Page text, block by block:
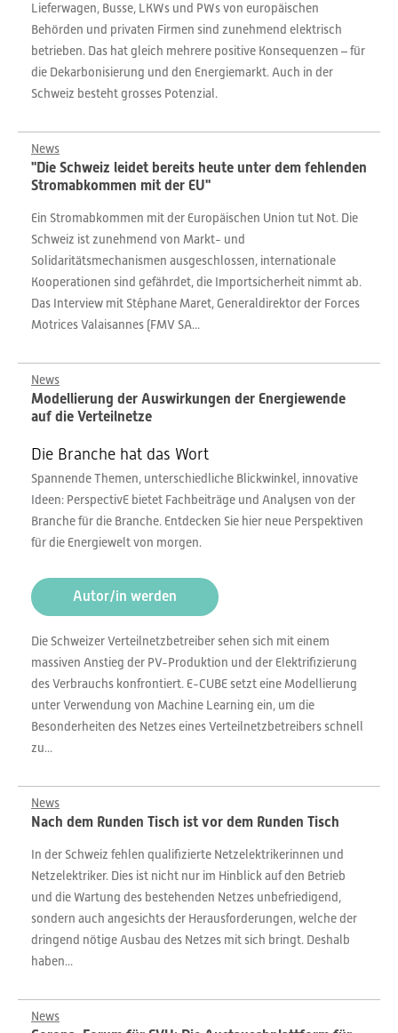
Lieferwagen, Busse, LKWs und PWs von europäischen
Behörden und privaten Firmen sind zunehmend elektrisch
betrieben. Das hat gleich mehrere positive Konsequenzen – für
die Dekarbonisierung und den Energiemarkt. Auch in der
Schweiz besteht grosses Potenzial.
News
"Die Schweiz leidet bereits heute unter dem fehlenden
Stromabkommen mit der EU"
Ein Stromabkommen mit der Europäischen Union tut Not. Die
Schweiz ist zunehmend von Markt- und
Solidaritätsmechanismen ausgeschlossen, internationale
Kooperationen sind gefährdet, die Importsicherheit nimmt ab.
Das Interview mit Stéphane Maret, Generaldirektor der Forces
Motrices Valaisannes (FMV SA...
News
Modellierung der Auswirkungen der Energiewende
auf die Verteilnetze
Die Branche hat das Wort
Spannende Themen, unterschiedliche Blickwinkel, innovative
Ideen: PerspectivE bietet Fachbeiträge und Analysen von der
Branche für die Branche. Entdecken Sie hier neue Perspektiven
für die Energiewelt von morgen.
Autor/in werden
Die Schweizer Verteilnetzbetreiber sehen sich mit einem
massiven Anstieg der PV-Produktion und der Elektrifizierung
des Verbrauchs konfrontiert. E-CUBE setzt eine Modellierung
unter Verwendung von Machine Learning ein, um die
Besonderheiten des Netzes eines Verteilnetzbetreibers schnell
zu...
News
Nach dem Runden Tisch ist vor dem Runden Tisch
In der Schweiz fehlen qualifizierte Netzelektrikerinnen und
Netzelektriker. Dies ist nicht nur im Hinblick auf den Betrieb
und die Wartung des bestehenden Netzes unbefriedigend,
sondern auch angesichts der Herausforderungen, welche der
dringend nötige Ausbau des Netzes mit sich bringt. Deshalb
haben...
News